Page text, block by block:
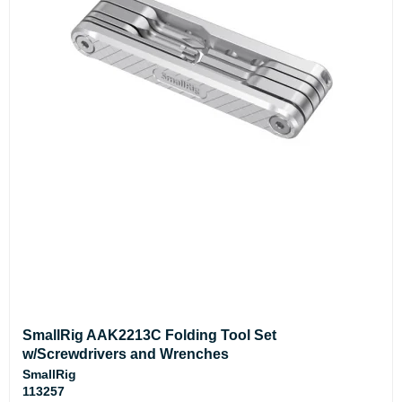
SmallRig AAK2213C Folding Tool Set
w/Screwdrivers and Wrenches
SmallRig
113257